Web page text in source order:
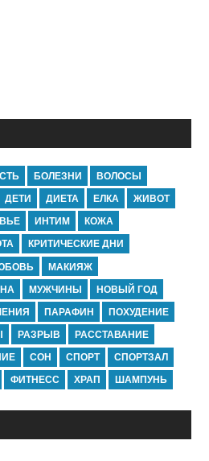
БОЛЕЗНИ
ВОЛОСЫ
ДЕТИ ДИЕТА ЕЛКА
ЖИВОТ
ИНТИМ
КОЖА
КРИТИЧЕСКИЕ ДНИ
МАКИЯЖ
МУЖЧИНЫ
НОВЫЙ ГОД
ПАРАФИН
ПОХУДЕНИЕ
РАЗРЫВ
РАССТАВАНИЕ
СОН СПОРТ
СПОРТЗАЛ
ФИТНЕСС ХРАП ШАМПУНЬ